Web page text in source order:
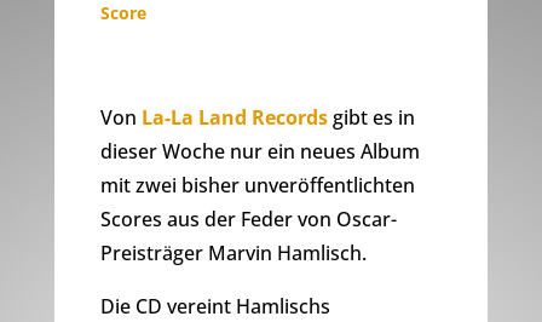
Score
Von La-La Land Recordsgibt es in
dieser Woche nur ein neues Album
mit zwei bisher unveröffentlichten
Scores aus der Feder von Oscar-
Preisträger Marvin Hamlisch.
Die CD vereint Hamlischs